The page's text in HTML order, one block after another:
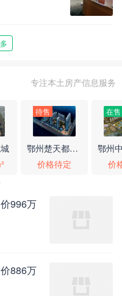
专注本土房产信息服务
待售
鄂州楚天都市·鑫园
价格待定
在售
价
996万
886万